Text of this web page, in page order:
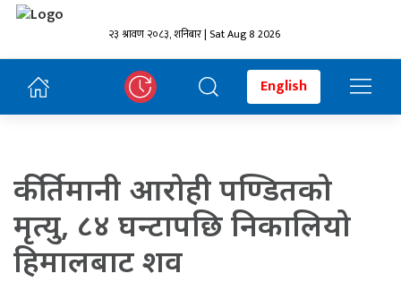
२३ श्रावण २०८३, शनिबार | Sat Aug 8 2026
English
कीर्तिमानी आरोही पण्डितको
मृत्यु, ८४ घन्टापछि निकालियो
हिमालबाट शव